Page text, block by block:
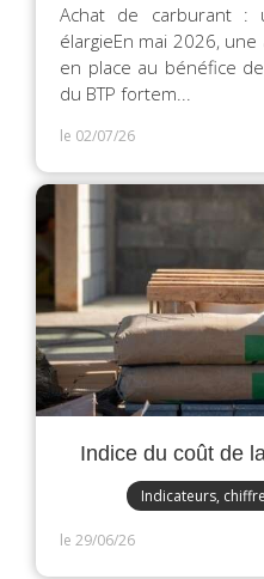
Achat de carburant :
élargieEn mai 2026,
en place au bénéfice
du BTP fortem...
le 02/07/26
Indice du coût de
Indicateurs,
le 29/06/26